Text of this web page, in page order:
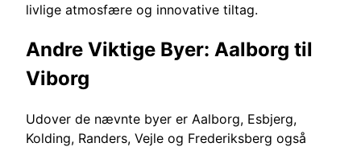
livlige atmosfære og innovative tiltag.
Andre Viktige Byer: Aalborg til
Viborg
Udover de nævnte byer er Aalborg, Esbjerg,
Kolding, Randers, Vejle og Frederiksberg også